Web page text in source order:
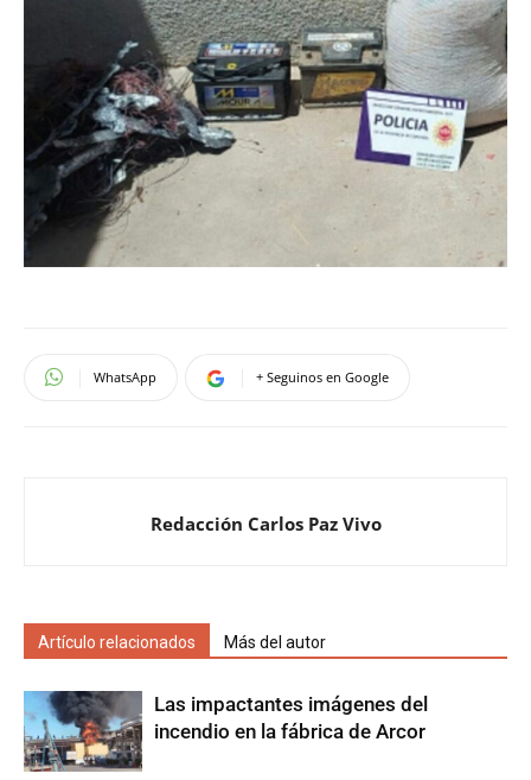
WhatsApp + Seguinos en Google
Redacción Carlos Paz Vivo
Artículo relacionados Más del autor
Las impactantes imágenes del
incendio en la fábrica de Arcor